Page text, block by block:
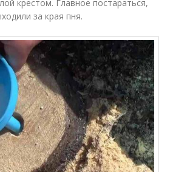
крестом. Главное постараться,
за края пня.